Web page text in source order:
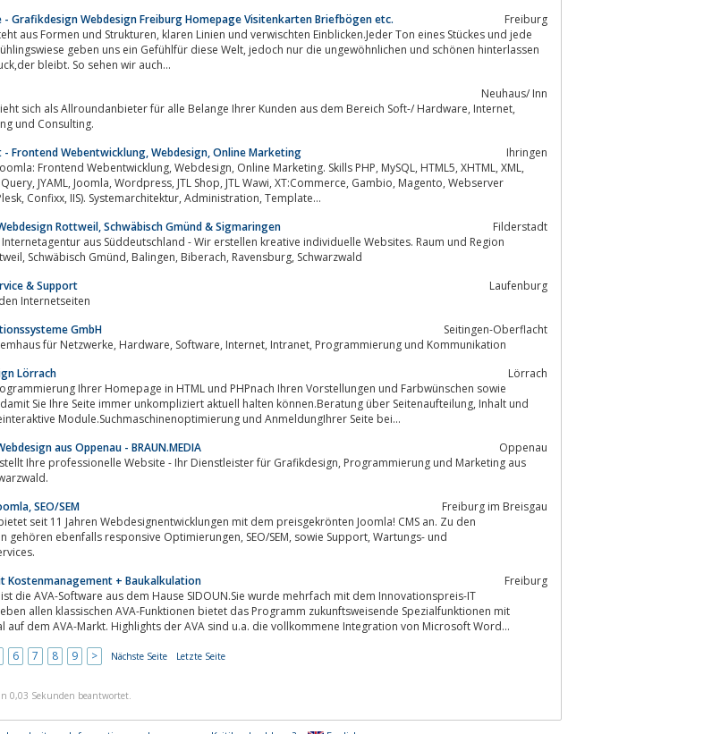
- Grafikdesign Webdesign Freiburg Homepage Visitenkarten Briefbögen etc.
Freiburg
klaren Linien und verwischten Einblicken.Jeder Ton eines Stückes und jede
uns ein Gefühlfür diese Welt, jedoch nur die ungewöhnlichen und schönen hinterlassen
bleibt. So sehen wir auch...
Neuhaus/ Inn
sich als Allroundanbieter für alle Belange Ihrer Kunden aus dem Bereich Soft-/ Hardware, Internet,
Beratung und Consulting.
- Frontend Webentwicklung, Webdesign, Online Marketing
Ihringen
Webdesign, Online Marketing. Skills PHP, MySQL, HTML5, XHTML, XML,
Administration (Plesk, Confixx, IIS). Systemarchitektur, Administration, Template...
Rottweil, Schwäbisch Gmünd & Sigmaringen
Filderstadt
aus Süddeutschland - Wir erstellen kreative individuelle Websites. Raum und Region
Sigmaringen, Rottweil, Schwäbisch Gmünd, Balingen, Biberach, Ravensburg, Schwarzwald
& Support
Laufenburg
Internetseiten
GmbH
Seitingen-Oberflacht
CORVUS das Systemhaus für Netzwerke, Hardware, Software, Internet, Intranet, Programmierung und Kommunikation
Lörrach
Lörrach
Ihrer Homepage in HTML und PHPnach Ihren Vorstellungen und Farbwünschen sowie
Sie Ihre Seite immer unkompliziert aktuell halten können.Beratung über Seitenaufteilung, Inhalt und
Module.Suchmaschinenoptimierung und AnmeldungIhrer Seite bei...
aus Oppenau - BRAUN.MEDIA
Oppenau
professionelle Website - Ihr Dienstleister für Grafikdesign, Programmierung und Marketing aus
SEO/SEM
Freiburg im Breisgau
seit 11 Jahren Webdesignentwicklungen mit dem preisgekrönten Joomla! CMS an. Zu den
responsive Optimierungen, SEO/SEM, sowie Support, Wartungs- und
Kostenmanagement + Baukalkulation
Freiburg
die AVA-Software aus dem Hause SIDOUN.Sie wurde mehrfach mit dem Innovationspreis-IT
allen klassischen AVA-Funktionen bietet das Programm zukunftsweisende Spezialfunktionen mit
auf dem AVA-Markt. Highlights der AVA sind u.a. die vollkommene Integration von Microsoft Word...
6 7 8 9 > Nächste Seite Letzte Seite
0,03 Sekunden beantwortet.